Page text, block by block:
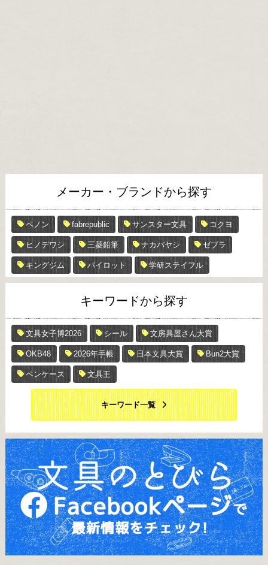
メーカー・ブランドから探す
ペノン fabrepublic サンスター文具 コクヨ
ヒノデワシ 三菱鉛筆 ナカバヤシ ゼブラ
キングジム パイロット 学研ステイフル
キーワードから探す
文具女子博2026 シール 文房具屋さん大賞
OKB48 2026年手帳 日本文具大賞 Bun2大賞
ペンケース 文具王
キーワード一覧